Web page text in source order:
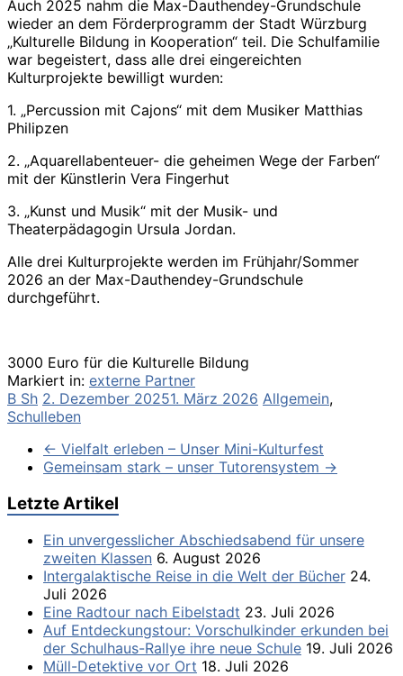
Auch 2025 nahm die Max-Dauthendey-Grundschule
wieder an dem Förderprogramm der Stadt Würzburg
„Kulturelle Bildung in Kooperation“ teil. Die Schulfamilie
war begeistert, dass alle drei eingereichten
Kulturprojekte bewilligt wurden:
1. „Percussion mit Cajons“ mit dem Musiker Matthias
Philipzen
2. „Aquarellabenteuer- die geheimen Wege der Farben“
mit der Künstlerin Vera Fingerhut
3. „Kunst und Musik“ mit der Musik- und
Theaterpädagogin Ursula Jordan.
Alle drei Kulturprojekte werden im Frühjahr/Sommer
2026 an der Max-Dauthendey-Grundschule
durchgeführt.
3000 Euro für die Kulturelle Bildung
Markiert in: externe Partner
B Sh 2. Dezember 20251. März 2026 Allgemein,
Schulleben
← Vielfalt erleben – Unser Mini-Kulturfest
Gemeinsam stark – unser Tutorensystem →
Letzte Artikel
Ein unvergesslicher Abschiedsabend für unsere
zweiten Klassen 6. August 2026
Intergalaktische Reise in die Welt der Bücher 24.
Juli 2026
Eine Radtour nach Eibelstadt 23. Juli 2026
Auf Entdeckungstour: Vorschulkinder erkunden bei
der Schulhaus-Rallye ihre neue Schule 19. Juli 2026
Müll-Detektive vor Ort 18. Juli 2026